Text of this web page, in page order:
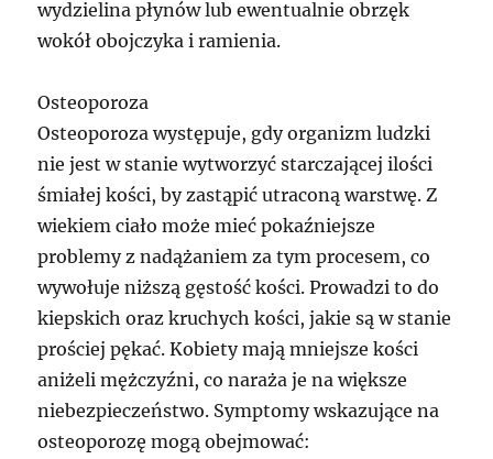
wydzielina płynów lub ewentualnie obrzęk
wokół obojczyka i ramienia.
Osteoporoza
Osteoporoza występuje, gdy organizm ludzki
nie jest w stanie wytworzyć starczającej ilości
śmiałej kości, by zastąpić utraconą warstwę. Z
wiekiem ciało może mieć pokaźniejsze
problemy z nadążaniem za tym procesem, co
wywołuje niższą gęstość kości. Prowadzi to do
kiepskich oraz kruchych kości, jakie są w stanie
prościej pękać. Kobiety mają mniejsze kości
aniżeli mężczyźni, co naraża je na większe
niebezpieczeństwo. Symptomy wskazujące na
osteoporozę mogą obejmować: